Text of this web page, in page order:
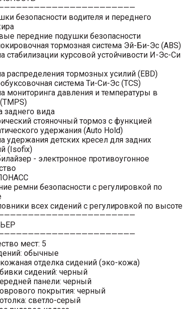
безопасности водителя и переднего
передние подушки безопасности
тормозная система Эй-Би-Эс (ABS)
стабилизации курсовой устойчивости И-Эс-Си
распределения тормозных усилий (EBD)
система Ти-Си-Эс (TCS)
мониторинга давления и температуры в
заднего вида
стояночный тормоз с функцией
удержания (Auto Hold)
удержания детских кресел для задних
(Isofix)
- электронное противоугонное
ремни безопасности с регулировкой по
всех сидений с регулировкой по высоте
мест: 5
обычные
отделка сидений (эко-кожа)
сидений: черный
панели: черный
покрытия: черный
светло-серый